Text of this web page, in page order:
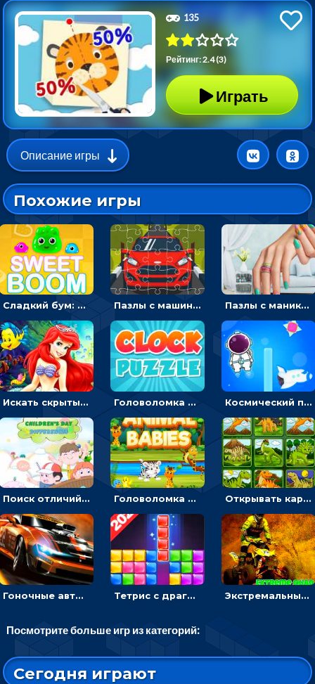
135
Рейтинг: 2.4 (3)
Играть
Описание игры
Похожие игры
Сладкий бум: тапнуть, чтобы взорвать желейки - головоломка Пазлы с машинами Форд: собирать картинки и открывать новые Пазлы с маникюром: собери идеальный рисунок для ногтей
Искать скрытый алфавит на картинках с мультяшными героями - головоломка для детей Головоломка с часами для детей: читать время по циферблату Космический побег: двигать космонавта, чтобы попасть к кораблю
Поиск отличий на картинках с детьми - головоломка Головоломка Звери-малыши: открывай карточки по очереди, чтобы найти одинаковые Открывать картинки с динозаврами и складывать в пары по памяти - головоломка
Гоночные авто в пазлах: разбей картинку и собери снова Тетрис с драгоценными камнями: расставляй блоки, чтобы получить линию - головоломка Экстремальные пазлы с квадроциклами: собирать крутые тачки
Посмотрите больше игр из категорий:
Сегодня играют